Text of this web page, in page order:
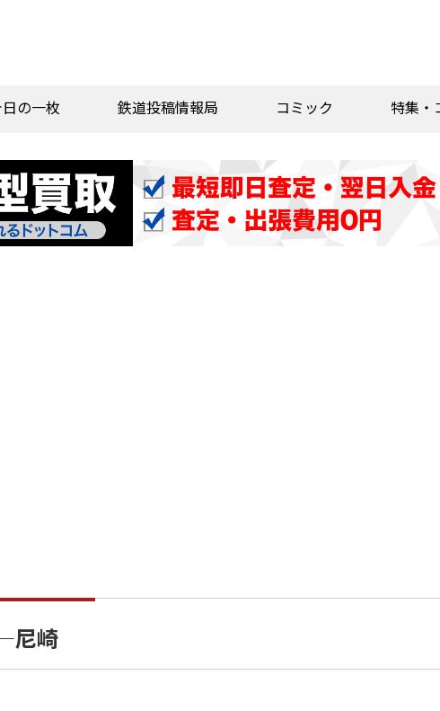
の一枚 鉄道投稿情報局 コミック 特集・
尼崎